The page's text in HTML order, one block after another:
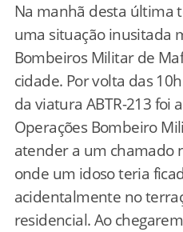
Na manhã desta última
uma situação inusitada
Bombeiros Militar de
cidade. Por volta das
da viatura ABTR-213 foi
Operações Bombeiro
atender a um chamado
onde um idoso teria
acidentalmente no
residencial. Ao